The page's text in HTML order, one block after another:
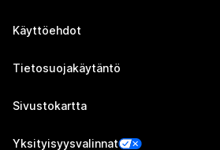
Käyttöehdot
Tietosuojakäytäntö
Sivustokartta
Yksityisyysvalinnat